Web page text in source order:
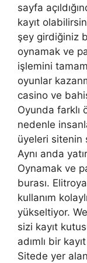
sayfa
kayıt
şey girdiğiniz
oynamak ve
işlemini
oyunlar
casino ve
Oyunda farklı
nedenle
üyeleri sitenin
Aynı anda
Oynamak ve
burası.
kullanım
yükseltiyor.
sizi kayıt
adımlı bir
Sitede yer